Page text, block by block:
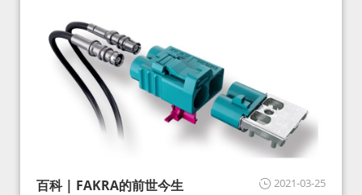
2021-03-25
百科 | FAKRA的前世今生